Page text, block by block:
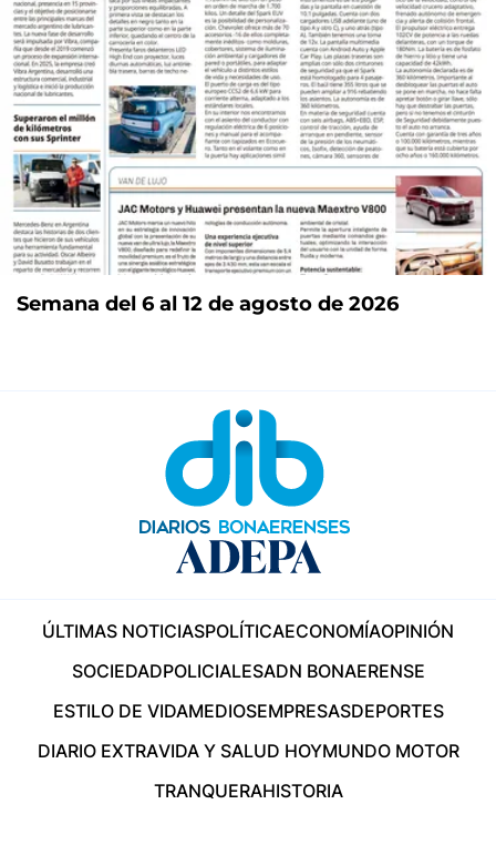
Semana del 6 al 12 de agosto de 2026
ÚLTIMAS NOTICIASPOLÍTICAECONOMÍAOPINIÓN
SOCIEDADPOLICIALESADN BONAERENSE
ESTILO DE VIDAMEDIOSEMPRESASDEPORTES
DIARIO EXTRAVIDA Y SALUD HOYMUNDO MOTOR
TRANQUERAHISTORIA